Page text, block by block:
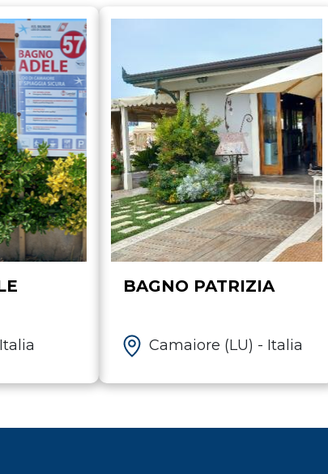
BAGNO PATRIZIA
Camaiore (LU) - Italia